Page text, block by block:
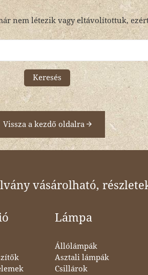
nem létezik vagy eltávolítottuk,
Keresés
Vissza a kezdő oldalra
vásárolható,
Lámpa
Állólámpák
Asztali lámpák
Csillárok